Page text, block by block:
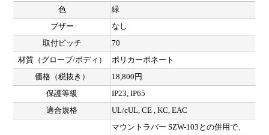
色
緑
ブザー
なし
取付ピッチ
70
材質（グローブ/ボディ）
ポリカーボネート
価格（税抜き）
18,800円
保護等級
IP23, IP65
適合規格
UL/cUL, CE , KC, EAC
マウントラバー SZW-103との併用で、